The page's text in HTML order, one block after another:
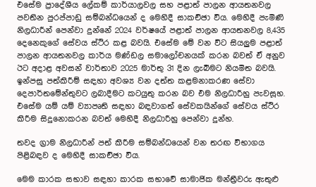
එසේම ප්‍රාදේශීය ලේකම් කාර්යාලවල සහ පළාත් පාලන ආයතනවල
පවතින පුරප්පාඩු සම්බන්ධයෙන් ද මෙහිදී සාකච්ඡා විය. මෙහිදී පැමිණි
නිලධාරීන් පෙන්වා දුන්නේ 2024 වර්ෂයේ පළාත් පාලන ආයතනවල 8,435
දෙනෙකුගේ සේවය ස්ථිර කළ බවයි. එසේම මේ වන විට සියලුම පළාත්
පාලන ආයතනවල කාර්ය මණ්ඩල සමාලෝචනයක් කරන බවත් ඒ අනුව
ඊට අදාළ අවසන් වාර්තාව 2025 මාර්තු 31 දින ලැබීමට නියමිත බවයි.
ඉන්පසු පත්කිරීම් සඳහා අවශ්‍ය වන දත්ත කළමනාකරණ සේවා
දෙපාර්තමේන්තුවට ලබාදීමට කටයුතු කරන බව එම නිලධාරීහු පැවසූහ.
එසේම යම් යම් ව්‍යාපෘති සඳහා බඳවාගත් සේවකයින්ගේ සේවය ස්ථිර
කිරීම සිදුනොකරන බවත් මෙහිදී නිලධාරීහු පෙන්වා දුන්හ.
තවද ග්‍රාම නිලධාරීන් පත් කිරීම සම්බන්ධයෙන් වන තරඟ විභාගය
පිළිබඳව ද මෙහිදී සාකච්ඡා විය.
මෙම කාරක සභාව සඳහා කාරක සභාවේ සාමාජික මන්ත්‍රීවරු ඇතුළු